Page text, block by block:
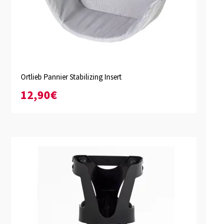
Ortlieb Pannier Stabilizing Insert
12,90€